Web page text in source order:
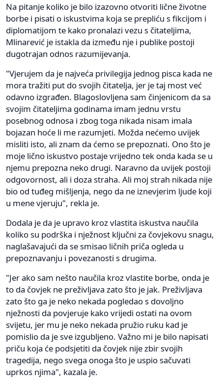
Na pitanje koliko je bilo izazovno otvoriti lične životne
borbe i pisati o iskustvima koja se prepliću s fikcijom i
diplomatijom te kako pronalazi vezu s čitateljima,
Mlinarević je istakla da između nje i publike postoji
dugotrajan odnos razumijevanja.
"Vjerujem da je najveća privilegija jednog pisca kada ne
mora tražiti put do svojih čitatelja, jer je taj most već
odavno izgrađen. Blagoslovljena sam činjenicom da sa
svojim čitateljima godinama imam jednu vrstu
posebnog odnosa i zbog toga nikada nisam imala
bojazan hoće li me razumjeti. Možda nećemo uvijek
misliti isto, ali znam da ćemo se prepoznati. Ono što je
moje lično iskustvo postaje vrijedno tek onda kada se u
njemu prepozna neko drugi. Naravno da uvijek postoji
odgovornost, ali i doza straha. Ali moj strah nikada nije
bio od tuđeg mišljenja, nego da ne iznevjerim ljude koji
u mene vjeruju", rekla je.
Dodala je da je upravo kroz vlastita iskustva naučila
koliko su podrška i nježnost ključni za čovjekovu snagu,
naglašavajući da se smisao ličnih priča ogleda u
prepoznavanju i povezanosti s drugima.
"Jer ako sam nešto naučila kroz vlastite borbe, onda je
to da čovjek ne preživljava zato što je jak. Preživljava
zato što ga je neko nekada pogledao s dovoljno
nježnosti da povjeruje kako vrijedi ostati na ovom
svijetu, jer mu je neko nekada pružio ruku kad je
pomislio da je sve izgubljeno. Važno mi je bilo napisati
priču koja će podsjetiti da čovjek nije zbir svojih
tragedija, nego svega onoga što je uspio sačuvati
uprkos njima", kazala je.